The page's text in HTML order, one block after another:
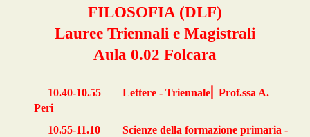
FILOSOFIA (DLF)
Lauree Triennali e Magistrali
Aula 0.02 Folcara
10.40-10.55 Lettere - Triennale
Prof.ssa A.
Peri
10.55-11.10
Scienze della formazione primaria -